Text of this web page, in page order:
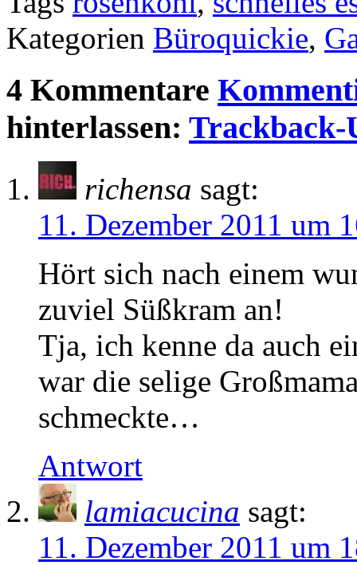
Kategorien Büroquickie,
4 Kommentare
hinterlassen: Trackback-
richensa sagt:
11. Dezember 2011 um
Hört sich nach einem
zuviel Süßkram an!
Tja, ich kenne da auch
war die selige
schmeckte…
Antwort
lamiacucina sagt:
11. Dezember 2011 um